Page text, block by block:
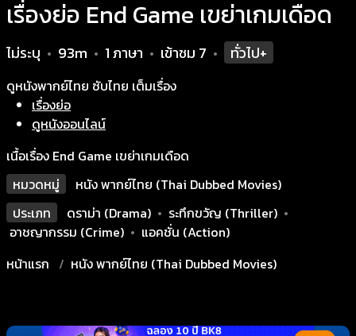
เรื่องย่อ End Game เขย่าเกมเดือด
ไม่ระบุ • 93m • 1 ภาษา • เข้าชม 7 • ทั่วไป+
ดูหนังพากย์ไทย ซับไทย เต็มเรื่อง
เรื่องย่อ
ดูหนังออนไลน์
เนื้อเรื่อง End Game เขย่าเกมเดือด
หมวดหมู่
หนัง พากย์ไทย (Thai Dubbed Movies)
ประเภท
ดราม่า (Drama) • ระทึกขวัญ (Thriller) •
อาชญากรรม (Crime) • แอคชั่น (Action)
หน้าแรก
หนัง พากย์ไทย (Thai Dubbed Movies)